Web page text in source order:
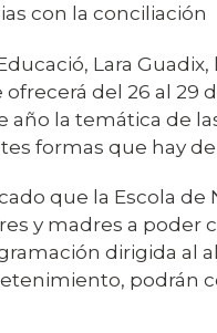
con la conciliación
Lara
ofrecerá del 26 al 29
año la temática de
formas que hay
que la Escola de
y madres a poder
dirigida al
podrán